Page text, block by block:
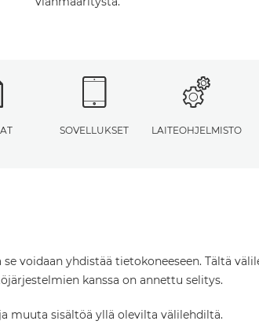
SOVELLUKSET LAITEOHJELMISTO
voidaan yhdistää tietokoneeseen. Tältä
kanssa on annettu selitys.
muuta sisältöä yllä olevilta välilehdiltä.